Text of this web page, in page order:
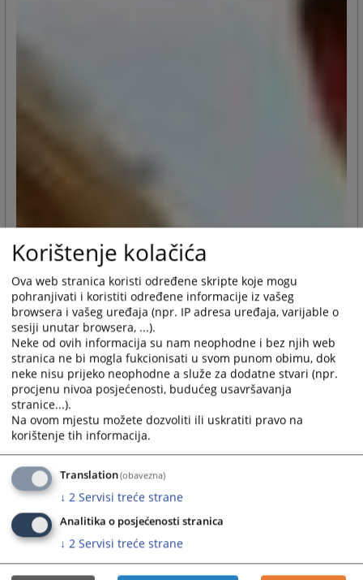
Korištenje kolačića
Ova web stranica koristi određene skripte koje mogu
pohranjivati i koristiti određene informacije iz vašeg
browsera i vašeg uređaja (npr. IP adresa uređaja, varijable o
sesiji unutar browsera, ...).
Neke od ovih informacija su nam neophodne i bez njih web
stranica ne bi mogla fukcionisati u svom punom obimu, dok
neke nisu prijeko neophodne a služe za dodatne stvari (npr.
procjenu nivoa posjećenosti, budućeg usavršavanja
stranice...).
Na ovom mjestu možete dozvoliti ili uskratiti pravo na
korištenje tih informacija.
Translation(obavezna)
↓ 2 Servisi treće strane
Analitika o posjećenosti stranica
↓ 2 Servisi treće strane